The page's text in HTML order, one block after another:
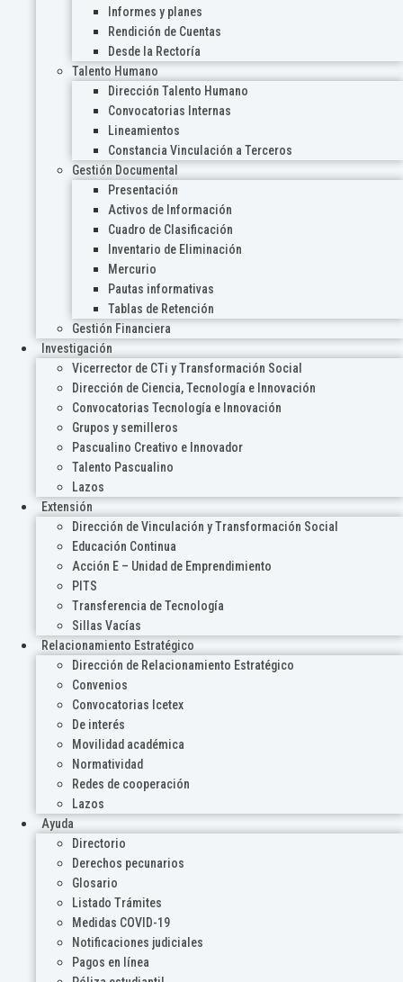
Informes y planes
Rendición de Cuentas
Desde la Rectoría
Talento Humano
Dirección Talento Humano
Convocatorias Internas
Lineamientos
Constancia Vinculación a Terceros
Gestión Documental
Presentación
Activos de Información
Cuadro de Clasificación
Inventario de Eliminación
Mercurio
Pautas informativas
Tablas de Retención
Gestión Financiera
Investigación
Vicerrector de CTi y Transformación Social
Dirección de Ciencia, Tecnología e Innovación
Convocatorias Tecnología e Innovación
Grupos y semilleros
Pascualino Creativo e Innovador
Talento Pascualino
Lazos
Extensión
Dirección de Vinculación y Transformación Social
Educación Continua
Acción E – Unidad de Emprendimiento
PITS
Transferencia de Tecnología
Sillas Vacías
Relacionamiento Estratégico
Dirección de Relacionamiento Estratégico
Convenios
Convocatorias Icetex
De interés
Movilidad académica
Normatividad
Redes de cooperación
Lazos
Ayuda
Directorio
Derechos pecunarios
Glosario
Listado Trámites
Medidas COVID-19
Notificaciones judiciales
Pagos en línea